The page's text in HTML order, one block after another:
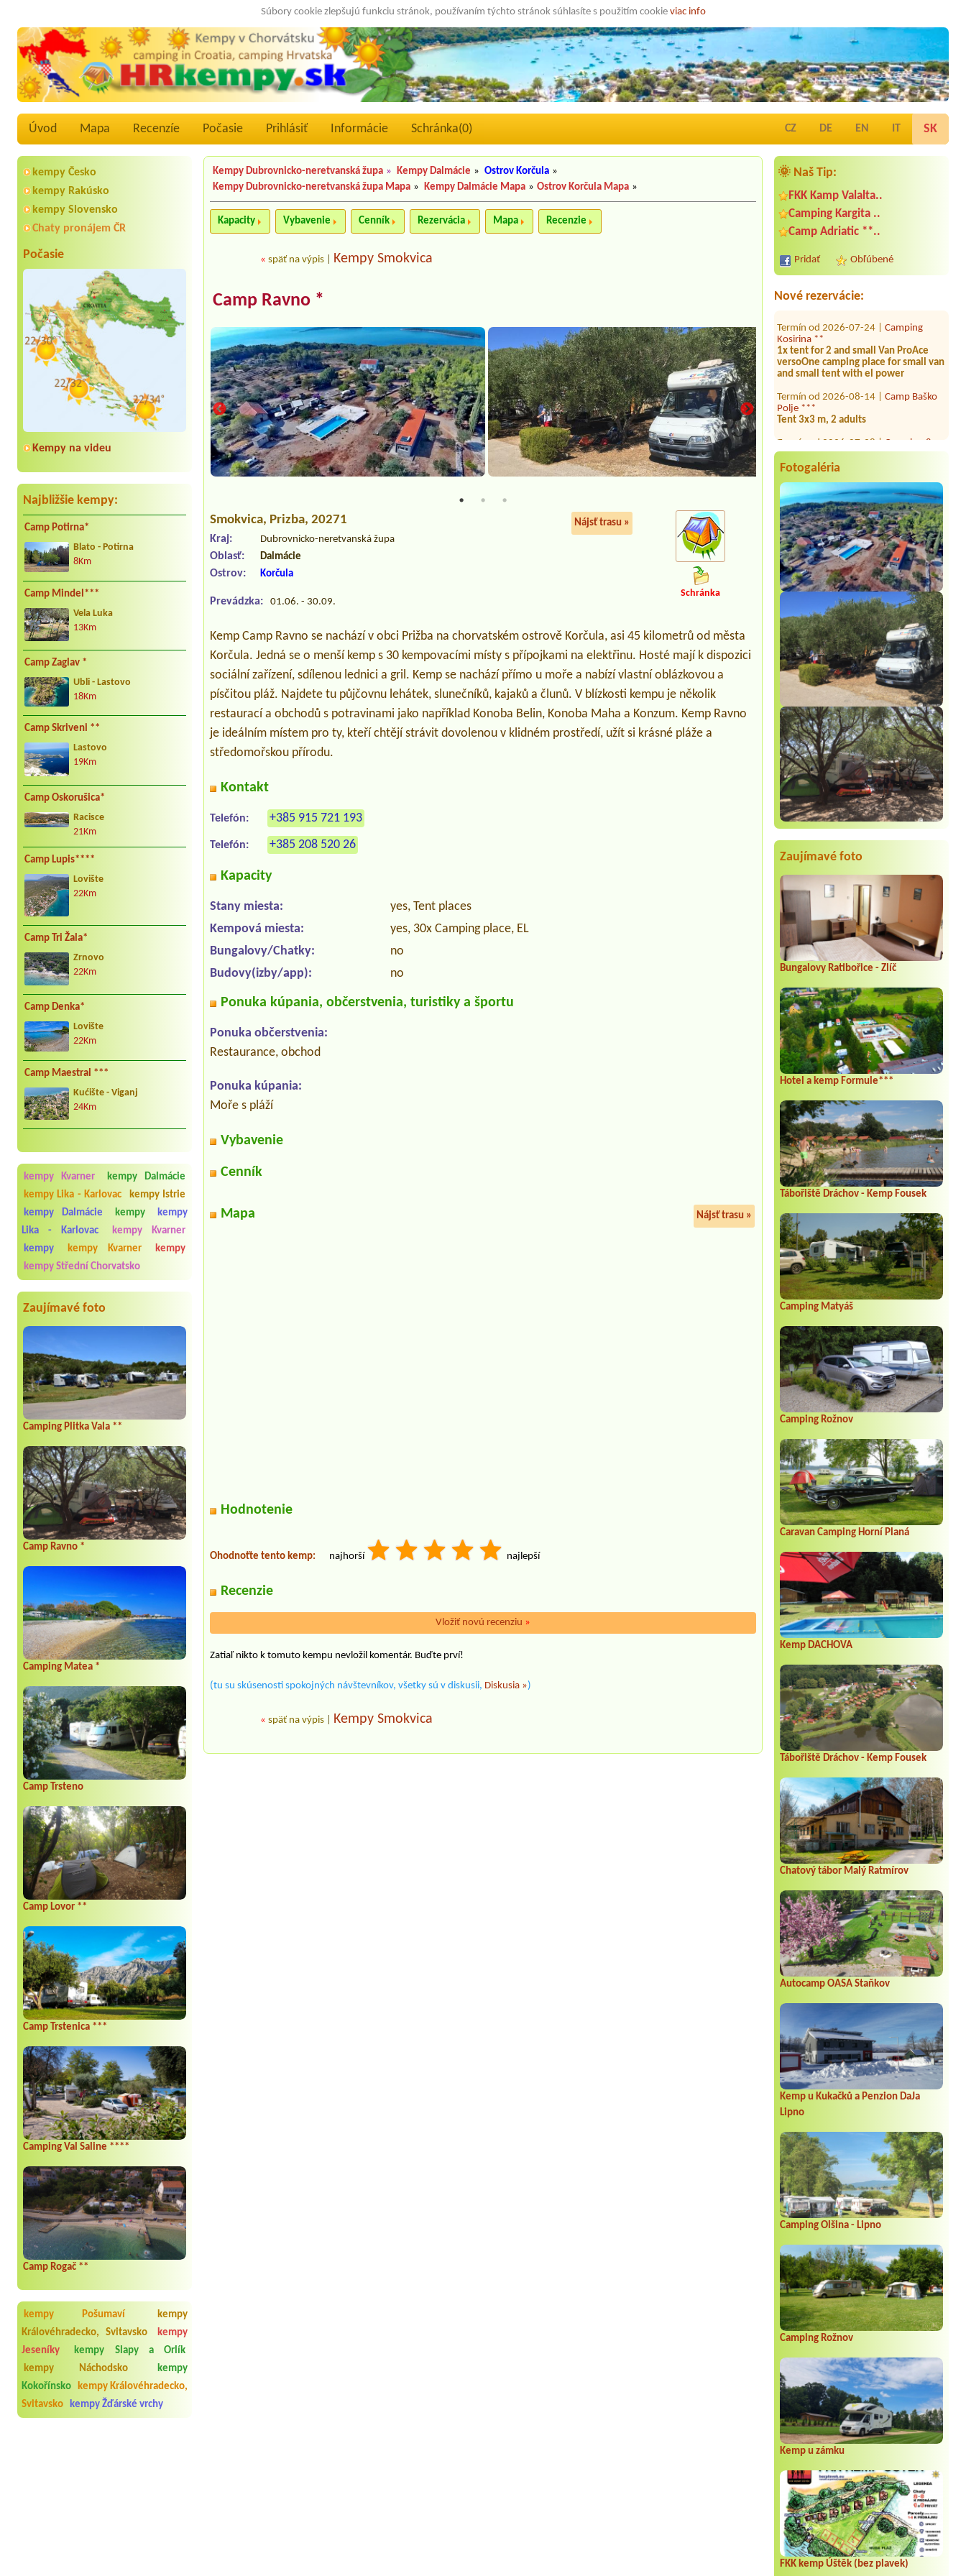
Súbory cookie zlepšujú funkciu stránok, používaním týchto stránok súhlasíte s použitím cookie viac info
Úvod Mapa Recenzíe Počasie Prihlásiť Informácie Schránka(0) CZ DE EN IT SK
kempy Česko
kempy Rakúsko
kempy Slovensko
Chaty pronájem ČR
Počasie
Kempy na videu
Najbližšie kempy:
Camp Potirna*
Blato - Potirna
8Km
Camp Mindel***
Vela Luka
13Km
Camp Zaglav *
Ubli - Lastovo
18Km
Camp Skriveni **
Lastovo
19Km
Camp Oskorušica*
Racisce
21Km
Camp Lupis****
Lovište
22Km
Camp Tri Žala*
Zrnovo
22Km
Camp Denka*
Lovište
22Km
Camp Maestral ***
Kućište - Viganj
24Km
kempy Kvarner
kempy Dalmácie
kempy Lika - Karlovac
kempy Istrie
kempy Dalmácie
kempy
kempy
Lika - Karlovac
kempy Kvarner
kempy
kempy Kvarner
kempy
kempy Střední Chorvatsko
Zaujímavé foto
Camping Plitka Vala **
Camp Ravno *
Camping Matea *
Camp Trsteno
Camp Lovor **
Camp Trstenica ***
Camping Val Saline ****
Camp Rogač **
kempy Pošumaví
kempy
Královéhradecko, Svitavsko
kempy
Jeseníky
kempy Slapy a Orlík
kempy Náchodsko
kempy
Kokořínsko
kempy Královéhradecko,
Svitavsko
kempy Žďárské vrchy
🌞 Naš Tip:
FKK Kamp Valalta..
Camping Kargita ..
Camp Adriatic **..
Pridať Obľúbené
Nové rezervácie:
Termín od 2026-08-17 |
Termín od 2026-07-30 |
EconomyCaravan 6m
Kosirina **
1x tent for 2 and small Van ProAce
versoOne camping place for small van
and small tent with el power
Polje ***
Tent 3x3 m, 2 adults
Villa Popo ***
3 šatora, 5 odraslih i 1 dijete od 8
godina
Termín od 2026-08-08 |Camping Mali
raj
1xplace for VAN+caravan1. place with
el., near water, 4xadults and 1x
children (14 year)
Termín od 2026-07-27 |Kamp
Jasenovo ***
11 person
Termín od 2026-08-03 |Kamp Brioni
Termín od 2026-08-03 |Aminess Atea
Camping Resort
71911 adults 8 childrem
Termín od 2026-08-17 |Campsite
Baška Beach Resort ****
2 adult + 3 children (7, 8, 11)
Fotogaléria
Zaujímavé foto
Bungalovy Ratibořice - Zlíč
Hotel a kemp Formule***
Tábořiště Dráchov - Kemp Fousek
Camping Matyáš
Camping Rožnov
Caravan Camping Horní Planá
Kemp DACHOVA
Tábořiště Dráchov - Kemp Fousek
Chatový tábor Malý Ratmírov
Autocamp OASA Staňkov
Kemp u Kukačků a Penzion DaJa
Lipno
Camping Olšina - Lipno
Camping Rožnov
Kemp u zámku
FKK kemp Úštěk (bez plavek)
Kempy Dubrovnicko-neretvanská župa » Kempy Dalmácie » Ostrov Korčula »
Kempy Dubrovnicko-neretvanská župa Mapa » Kempy Dalmácie Mapa » Ostrov Korčula Mapa »
Kapacity Vybavenie Cenník Rezervácia Mapa Recenzie
«späť na výpis Kempy Smokvica
Camp Ravno *
Smokvica, Prizba, 20271 Nájsť trasu »
Kraj: Dubrovnicko-neretvanská župa
Oblasť: Dalmácie
Ostrov: Korčula
Prevádzka: 01.06. - 30.09.
Schránka
Kemp Camp Ravno se nachází v obci Prižba na chorvatském ostrově Korčula, asi 45 kilometrů od města
Korčula. Jedná se o menší kemp s 30 kempovacími místy s přípojkami na elektřinu. Hosté mají k dispozici
sociální zařízení, sdílenou lednici a gril. Kemp se nachází přímo u moře a nabízí vlastní oblázkovou a
písčitou pláž. Najdete tu půjčovnu lehátek, slunečníků, kajaků a člunů. V blízkosti kempu je několik
restaurací a obchodů s potravinami jako například Konoba Belin, Konoba Maha a Konzum. Kemp Ravno
je ideálním místem pro ty, kteří chtějí strávit dovolenou v klidném prostředí, užít si krásné pláže a
středomořskou přírodu.
Kontakt
Telefón: +385 915 721 193
Telefón: +385 208 520 26
Kapacity
Stany miesta:
yes, Tent places
Kempová miesta:
yes, 30x Camping place, EL
Bungalovy/Chatky:
no
Budovy(izby/app):
no
Ponuka kúpania, občerstvenia, turistiky a športu
Ponuka občerstvenia:
Restaurance, obchod
Ponuka kúpania:
Moře s pláží
Vybavenie
Cenník
Mapa Nájsť trasu »
Hodnotenie
Ohodnoťte tento kemp: najhorší najlepší
Recenzie
Vložiť novú recenziu »
Zatiaľ nikto k tomuto kempu nevložil komentár. Buďte prví!
(tu su skúsenosti spokojných návštevníkov, všetky sú v diskusii, Diskusia »)
«späť na výpis Kempy Smokvica